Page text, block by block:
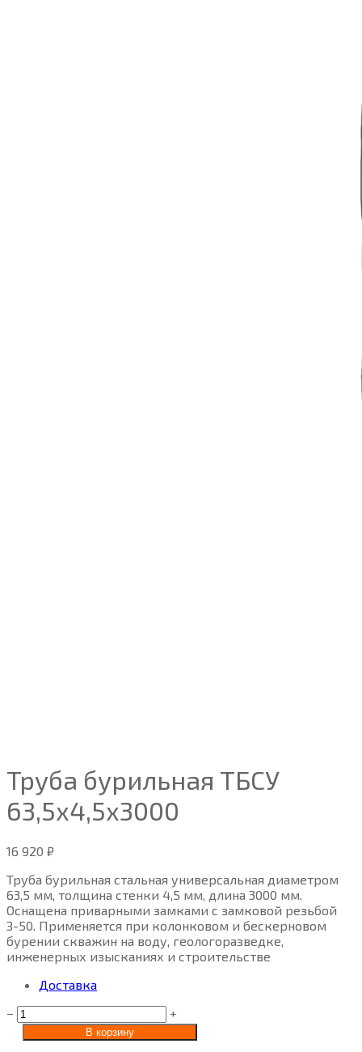
Труба бурильная ТБСУ
63,5х4,5х3000
16 920 ₽
Труба бурильная стальная универсальная диаметром
63,5 мм, толщина стенки 4,5 мм, длина 3000 мм.
Оснащена приварными замками с замковой резьбой
З-50. Применяется при колонковом и бескерновом
бурении скважин на воду, геологоразведке,
инженерных изысканиях и строительстве
Доставка
−
+
В корзину